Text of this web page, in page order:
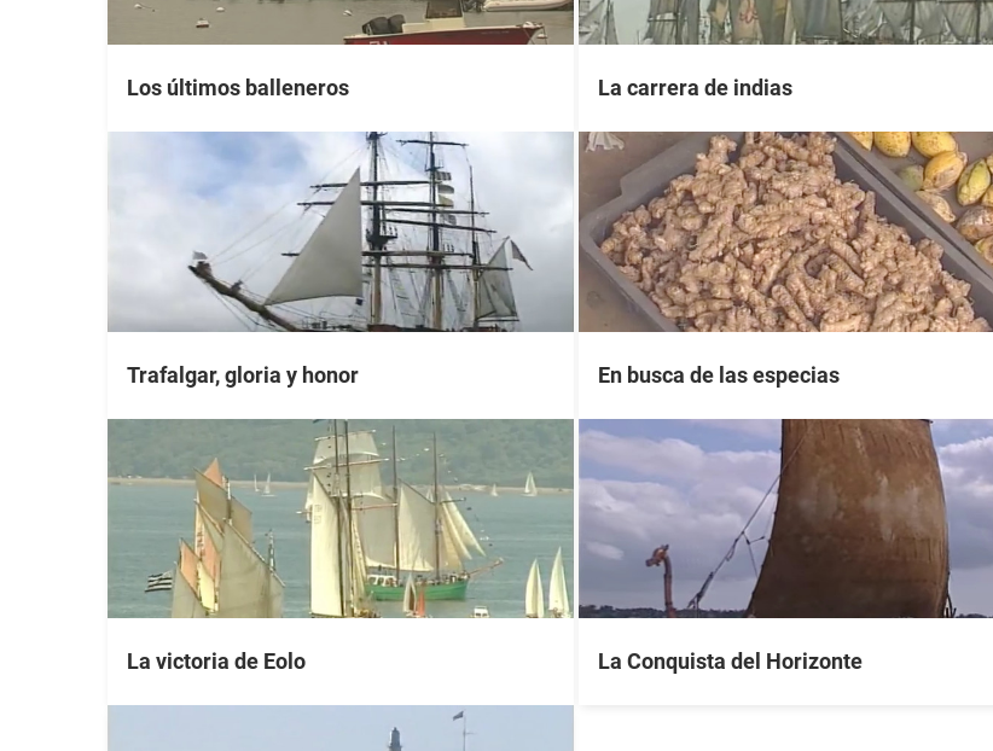
Los últimos balleneros La carrera de indias
Trafalgar, gloria y honor En busca de las especias
La victoria de Eolo La Conquista del Horizonte